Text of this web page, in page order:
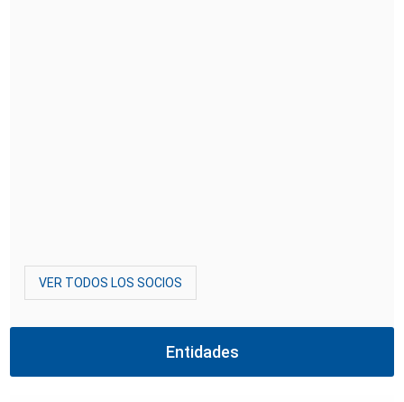
VER TODOS LOS SOCIOS
Entidades